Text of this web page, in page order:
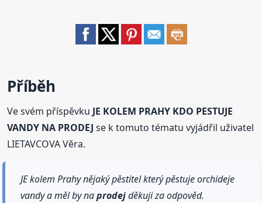
Příběh
Ve svém příspěvku JE KOLEM PRAHY KDO PESTUJE
VANDY NA PRODEJ se k tomuto tématu vyjádřil uživatel
LIETAVCOVA Věra.
JE kolem Prahy nějaký pěstitel který pěstuje orchideje
vandy a měl by naprodejděkuji za odpověd.